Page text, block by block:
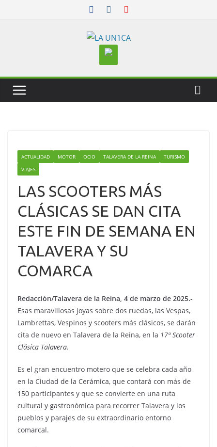
ACTUALIDAD MOTOR OCIO TALAVERA DE LA REINA
TURISMO
VIAJES
LAS SCOOTERS MÁS
CLÁSICAS SE DAN CITA
ESTE FIN DE SEMANA EN
TALAVERA Y SU
COMARCA
Redacción/Talavera de la Reina, 4 de marzo de 2025.-
Esas maravillosas joyas sobre dos ruedas, las Vespas,
Lambrettas, Vespinos y scooters más clásicos, se darán
cita de nuevo en Talavera de la Reina, en la 17ª Scooter
Clásica Talavera.
Es el gran encuentro motero que se celebra cada año
en la Ciudad de la Cerámica, que contará con más de
150 participantes y que se convierte en una ruta
cultural y gastronómica para recorrer Talavera y los
pueblos y parajes de su extraordinario entorno
comarcal.